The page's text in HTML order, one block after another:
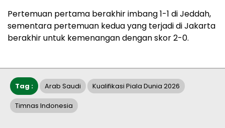
Pertemuan pertama berakhir imbang 1-1 di Jeddah,
sementara pertemuan kedua yang terjadi di Jakarta
berakhir untuk kemenangan dengan skor 2-0.
Tag : Arab Saudi Kualifikasi Piala Dunia 2026
Timnas Indonesia